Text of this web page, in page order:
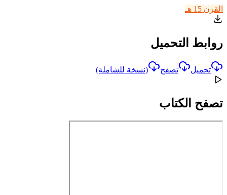
القرن 15 هـ
روابط التحميل
تحميل تصفح (نسخة للشاملة)
تصفح الكتاب